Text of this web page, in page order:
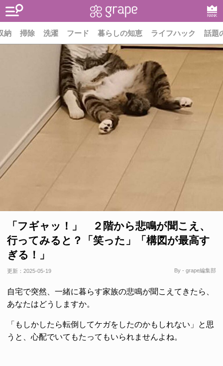
RANK
納 掃除 洗濯 フード 暮らしの知恵 ライフハック 話題
「フギャッ！」 ２階から悲鳴が聞こえ、
行ってみると？「笑った」「構図が最高す
ぎる！」
更新： 2025-05-19 By - grape編集部
自宅で突然、一緒に暮らす家族の悲鳴が聞こえてきたら、
あなたはどうしますか。
「もしかしたら転倒してケガをしたのかもしれない」と思
うと、心配でいてもたってもいられませんよね。